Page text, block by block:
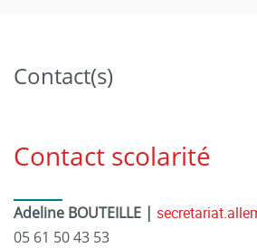
Contact(s)
Contact scolarité
Adeline BOUTEILLE |
05 61 50 43 53